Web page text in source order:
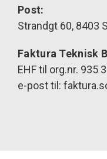
Post:
Strandgt 60, 8403
Faktura Teknisk
EHF til org.nr. 935
e-post til: